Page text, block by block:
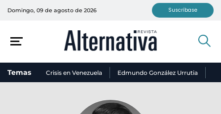
Domingo, 09 de agosto de 2026 Suscríbase
Temas Crisis en Venezuela Edmundo González Urrutia